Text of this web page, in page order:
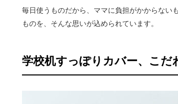
毎日使うものだから、ママに負担がかからない
ものを、そんな思いが込められています。
学校机すっぽりカバー、こだ